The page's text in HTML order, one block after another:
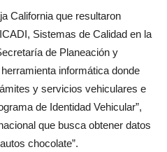
California que resultaron
Sistemas de Calidad en la
de Planeación y
informática donde
y servicios vehiculares e
de Identidad Vehicular”,
que busca obtener datos
chocolate”.